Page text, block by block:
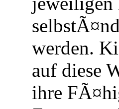
werden.
auf diese
ihre